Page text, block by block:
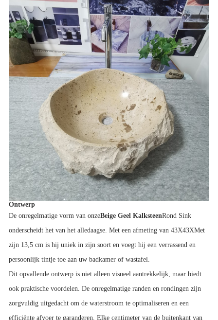
Ontwerp
De onregelmatige vorm van onzeBeige Geel KalksteenRond Sink
onderscheidt het van het alledaagse. Met een afmeting van 43X43XMet
zijn 13,5 cm is hij uniek in zijn soort en voegt hij een verrassend en
persoonlijk tintje toe aan uw badkamer of wastafel.
Dit opvallende ontwerp is niet alleen visueel aantrekkelijk, maar biedt
ook praktische voordelen. De onregelmatige randen en rondingen zijn
zorgvuldig uitgedacht om de waterstroom te optimaliseren en een
efficiënte afvoer te garanderen. Elke centimeter van de buitenkant van